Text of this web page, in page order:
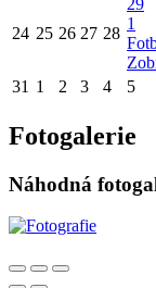
24 25 26 27 28
1
31 1 2 3 4 5
Fotogalerie
Náhodná